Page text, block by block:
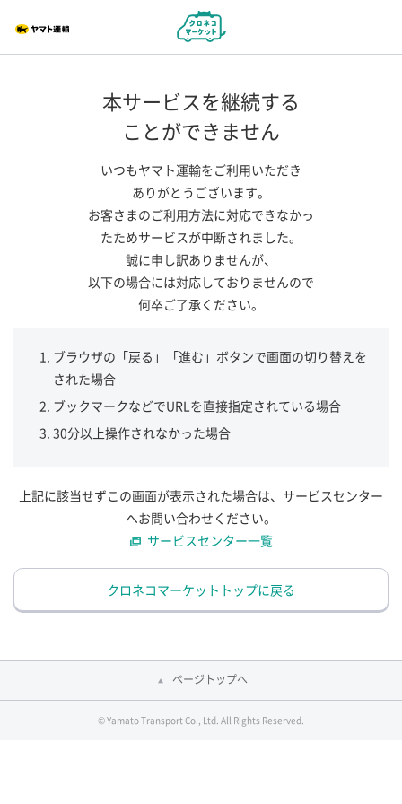
本サービスを継続する
ことができません
いつもヤマト運輸をご利用いただき
ありがとうございます。
お客さまのご利用方法に対応できなかっ
たためサービスが中断されました。
誠に申し訳ありませんが、
以下の場合には対応しておりませんので
何卒ご了承ください。
ブラウザの「戻る」「進む」ボタンで画面の切り替えを
された場合
ブックマークなどでURLを直接指定されている場合
30分以上操作されなかった場合
上記に該当せずこの画面が表示された場合は、サービスセンター
へお問い合わせください。
サービスセンター一覧
クロネコマーケットトップに戻る
ページトップへ
© Yamato Transport Co., Ltd. All Rights Reserved.